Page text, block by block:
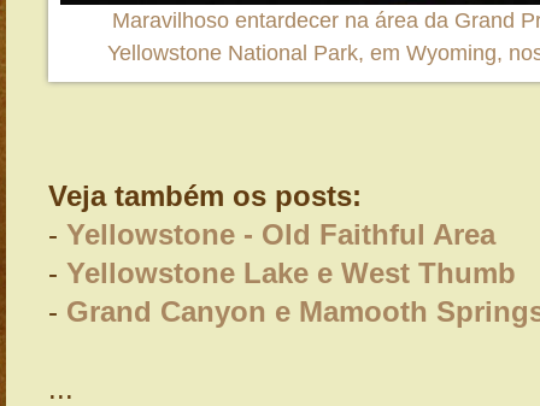
Maravilhoso entardecer na área da Grand
Yellowstone National Park, em Wyoming,
Veja também os posts:
- Yellowstone - Old Faithful Area
- Yellowstone Lake e West Thumb
- Grand Canyon e Mamooth
...